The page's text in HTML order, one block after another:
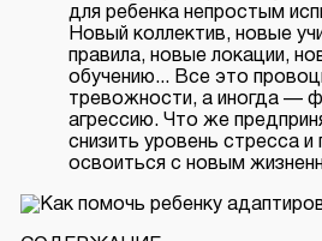
для ребенка непростым
Новый коллектив, новые
правила, новые локации,
обучению... Все это
тревожности, а иногда —
агрессию. Что же
снизить уровень стресса и
освоиться с новым